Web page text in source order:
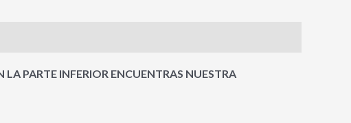
PARTE INFERIOR ENCUENTRAS NUESTRA